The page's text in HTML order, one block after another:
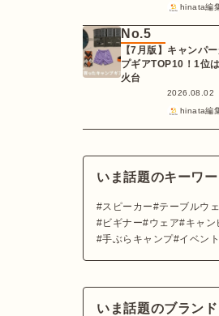
hinata編
No.5
【7月版】キャンパ
プギアTOP10！1位
火台
2026.08.02
hinata編
いま話題のキーワ
スピーカー テーブルウ
ビギナー
ウェア キャン
手ぶらキャンプ イベン
いま話題のブランド